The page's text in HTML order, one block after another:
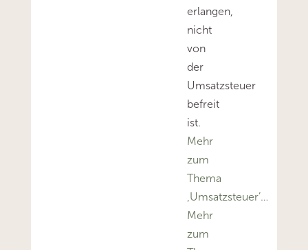
erlangen,
nicht
von
der
Umsatzsteuer
befreit
ist.
Mehr
zum
Thema
‚Umsatzsteuer’…
Mehr
zum